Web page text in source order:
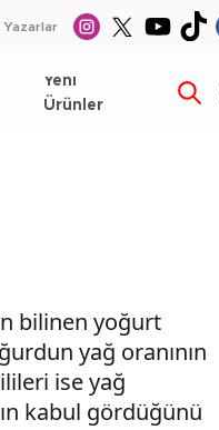
Yazarlar
Yeni
Ürünler
bilinen yoğurt
yağ oranının
ise yağ
kabul gördüğünü